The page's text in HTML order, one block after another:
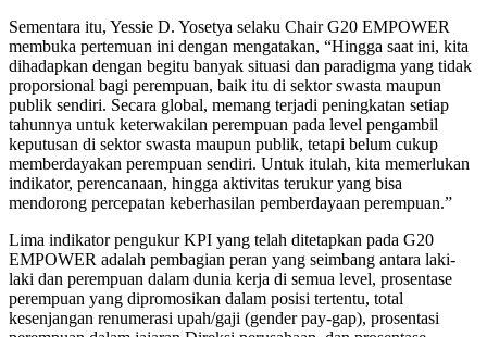
Sementara itu, Yessie D. Yosetya selaku Chair G20 EMPOWER
membuka pertemuan ini dengan mengatakan, “Hingga saat ini, kita
dihadapkan dengan begitu banyak situasi dan paradigma yang tidak
proporsional bagi perempuan, baik itu di sektor swasta maupun
publik sendiri. Secara global, memang terjadi peningkatan setiap
tahunnya untuk keterwakilan perempuan pada level pengambil
keputusan di sektor swasta maupun publik, tetapi belum cukup
memberdayakan perempuan sendiri. Untuk itulah, kita memerlukan
indikator, perencanaan, hingga aktivitas terukur yang bisa
mendorong percepatan keberhasilan pemberdayaan perempuan.”
Lima indikator pengukur KPI yang telah ditetapkan pada G20
EMPOWER adalah pembagian peran yang seimbang antara laki-
laki dan perempuan dalam dunia kerja di semua level, prosentase
perempuan yang dipromosikan dalam posisi tertentu, total
kesenjangan renumerasi upah/gaji (gender pay-gap), prosentasi